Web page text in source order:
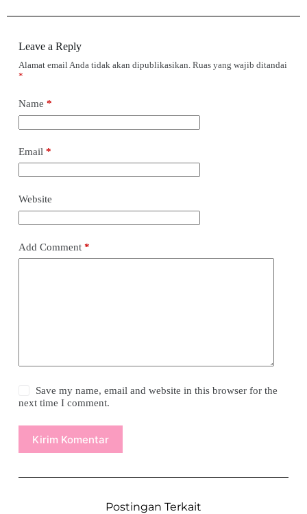
Leave a Reply
Alamat email Anda tidak akan dipublikasikan. Ruas yang wajib ditandai
*
Name *
Email *
Website
Add Comment*
Save my name, email and website in this browser for the
next time I comment.
Kirim Komentar
Postingan Terkait